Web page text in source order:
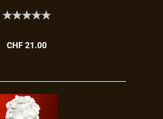
CHF 21.00